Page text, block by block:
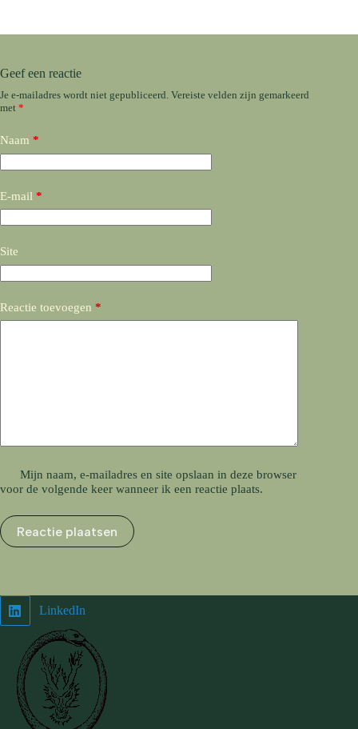
Geef een reactie
Je e-mailadres wordt niet gepubliceerd. Vereiste velden zijn gemarkeerd
met *
Naam *
E-mail *
Site
Reactie toevoegen *
Mijn naam, e-mailadres en site opslaan in deze browser
voor de volgende keer wanneer ik een reactie plaats.
Reactie plaatsen
LinkedIn